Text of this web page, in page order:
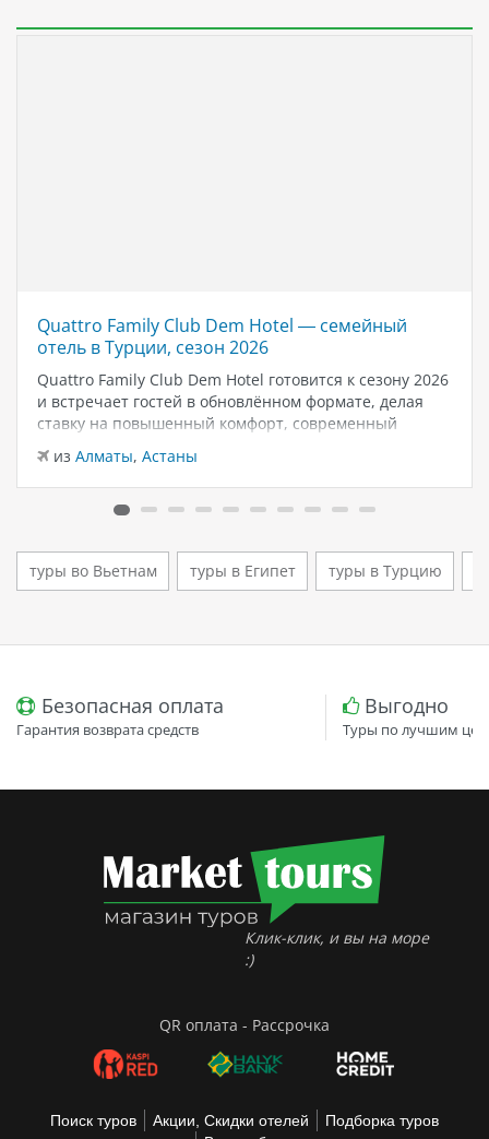
Quattro Family Club Dem Hotel — семейный
отель в Турции, сезон 2026
Quattro Family Club Dem Hotel готовится к сезону 2026
и встречает гостей в обновлённом формате, делая
ставку на повышенный комфорт, современный
дизайн и атмосферу спокойного семейного отдыха у
моря. Отель остаётся популярным выбором для тех,
кто ищет семейный отель в…
из Алматы, Астаны
туры во Вьетнам туры в Египет туры в Турцию
Безопасная оплата
Гарантия возврата средств
Выгодно
Туры по лучшим
Клик-клик, и вы на море
:)
QR оплата - Рассрочка
Поиск туров Акции, Скидки отелей
Подборка туров